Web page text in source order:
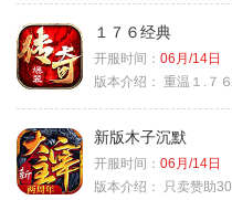
１７６经典
开服时间： 06月/14日
版本介绍： 重温１.７
新版木子沉默
开服时间： 06月/14日
版本介绍：
只卖赞助